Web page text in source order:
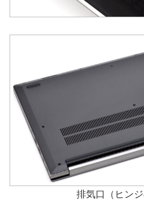
排気口（ヒンジ